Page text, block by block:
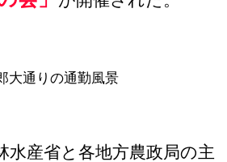
大通りの通勤風景
水産省と各地方農政局の主